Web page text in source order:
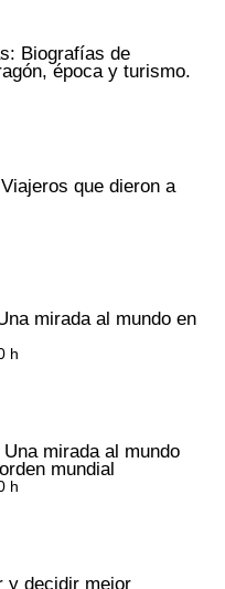
Biografías de
época y turismo.
que dieron a
mirada al mundo en
h
mirada al mundo
mundial
h
y decidir mejor